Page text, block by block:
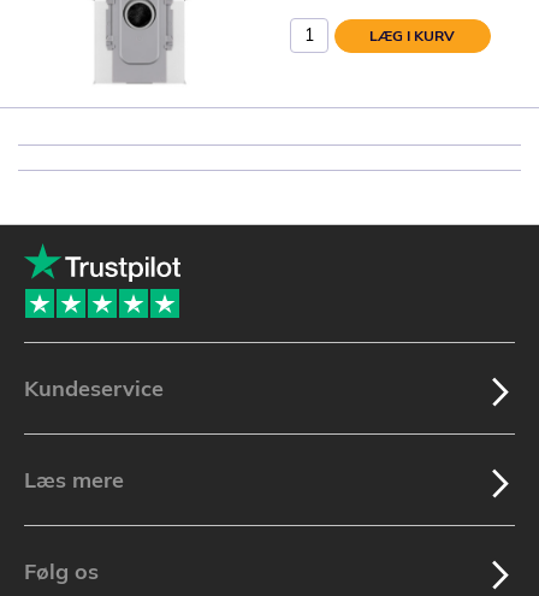
LÆG I KURV
Kundeservice
Læs mere
Følg os